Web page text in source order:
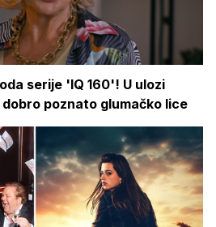
serije 'IQ 160'! U ulozi
poznato glumačko lice